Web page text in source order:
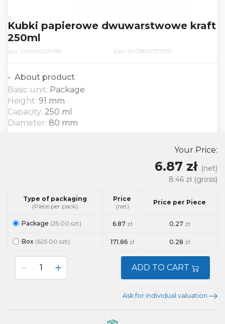
Kubki papierowe dwuwarstwowe kraft
250ml
sku: 0000033968 Ean: 5901801797357
About product
Basic unit: Package
Height: 91 mm
Capacity: 250 ml
Diameter: 80 mm
Your Price:
6.87 zł (net)
8.46 zł (gross)
Type of packaging
(Piece per pack)
Price
(net)
Price per Piece
Package (25.00 szt) 6.87 zł 0.27 zł
Box (625.00 szt) 171.86 zł 0.28 zł
ADD TO CART
Ask for individual valuation